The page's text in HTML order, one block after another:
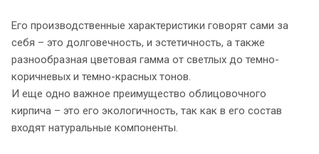
Его производственные характеристики говорят сами за
себя – это долговечность, и эстетичность, а также
разнообразная цветовая гамма от светлых до темно-
коричневых и темно-красных тонов.
И еще одно важное преимущество облицовочного
кирпича – это его экологичность, так как в его состав
входят натуральные компоненты.